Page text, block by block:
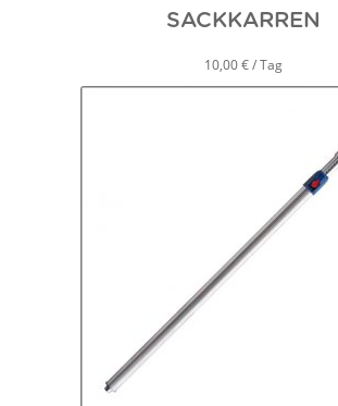
SACKKARREN
10,00 € / Tag